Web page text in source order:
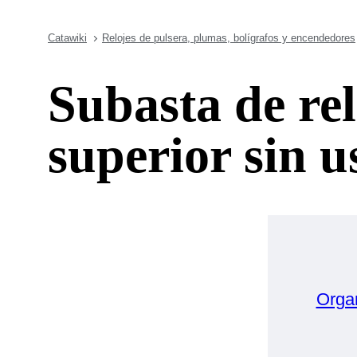
Catawiki Relojes de pulsera, plumas, bolígrafos y encendedores
Subasta de
superior sin